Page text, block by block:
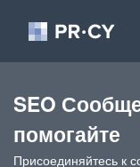
SEO
помогайте
Присоединяйтесь к